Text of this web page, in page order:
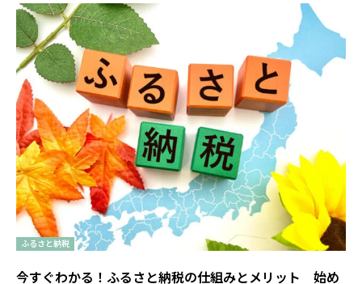
ふるさと納税
今すぐわかる！ふるさと納税の仕組みとメリット 始め